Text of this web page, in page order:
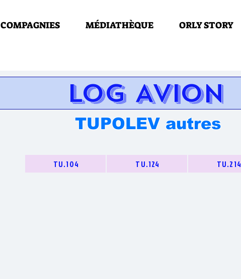
COMPAGNIES MÉDIATHÈQUE ORLY STORY
LOG AVION
TUPOLEV autres
TU.104 TU.124 TU.214